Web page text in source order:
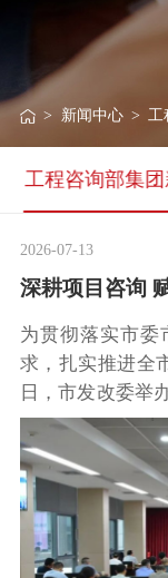
> 新闻中心 > 工
工程咨询部集团
2026-07-13
深耕项目咨询
为贯彻落实市委
求，扎实推进全
日，市发改委举
务专题培训会。
提升审批质效”
力全市项目决策
部门、群团组织
市属平台公司，
业务骨干。结合